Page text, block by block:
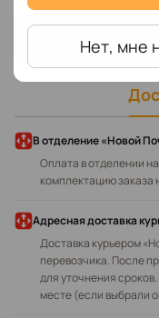
Нет, мне
В отделение «Новой
Оплата в отделении
комплектацию заказа
Адресная доставка
Доставка курьером
перевозчика. После
для уточнения
месте (если выбрали